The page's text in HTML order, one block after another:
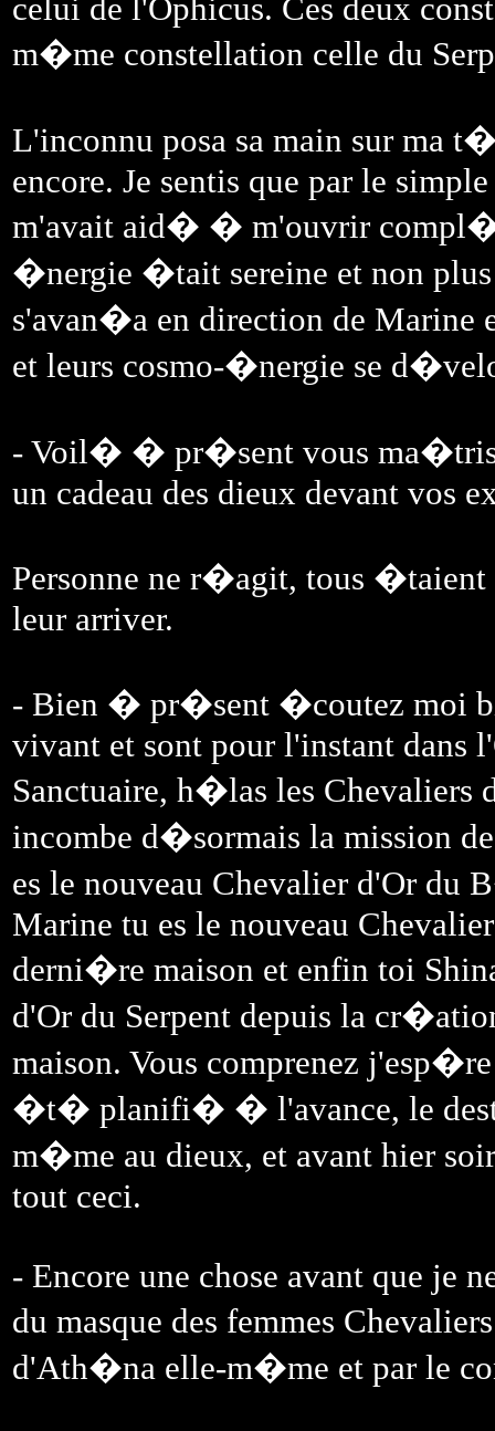
celui de l'Ophicus. Ces deux
m�me constellation celle du
L'inconnu posa sa main sur ma
encore. Je sentis que par le
m'avait aid� � m'ouvrir
�nergie �tait sereine et non
s'avan�a en direction de Marine
et leurs cosmo-�nergie se
- Voil� � pr�sent vous
un cadeau des dieux devant vos
Personne ne r�agit, tous �taient
leur arriver.
- Bien � pr�sent �coutez moi
vivant et sont pour l'instant dans
Sanctuaire, h�las les Chevaliers
incombe d�sormais la mission
es le nouveau Chevalier d'Or
Marine tu es le nouveau
derni�re maison et enfin toi
d'Or du Serpent depuis la
maison. Vous comprenez
�t� planifi� � l'avance, le
m�me au dieux, et avant hier
tout ceci.
- Encore une chose avant que je
du masque des femmes
d'Ath�na elle-m�me et par le